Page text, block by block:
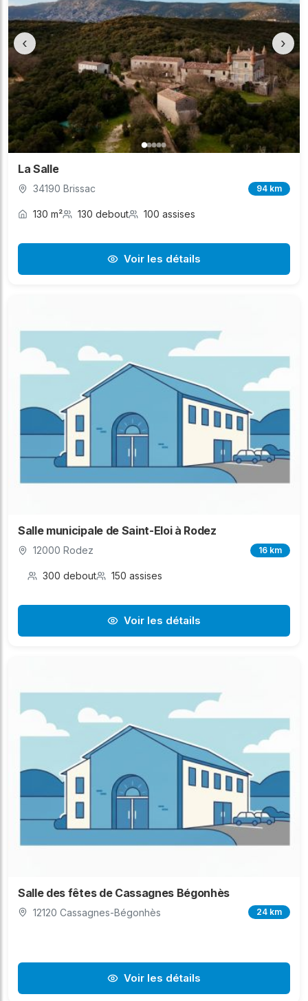
‹ ›
La Salle
34190 Brissac 94 km
130 m² 130 debout 100 assises
Voir les détails
Salle municipale de Saint-Eloi à Rodez
12000 Rodez 16 km
300 debout 150 assises
Voir les détails
Salle des fêtes de Cassagnes Bégonhès
12120 Cassagnes-Bégonhès 24 km
Voir les détails